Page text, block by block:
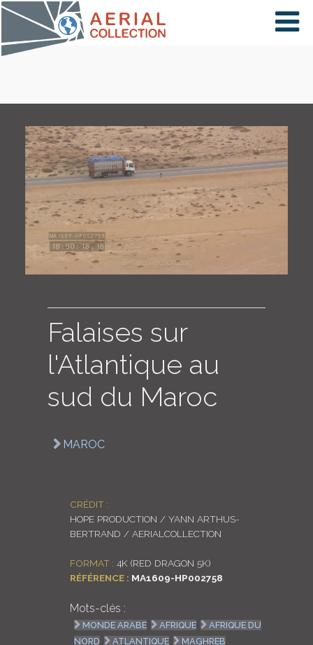
×
PAYS
CARTE
COLLECTIONS
ENGLISH
Falaises sur
l'Atlantique au
sud du Maroc
MAROC
CRÉDIT :
HOPE PRODUCTION / YANN ARTHUS-
BERTRAND / AERIALCOLLECTION
FORMAT : 4K (RED DRAGON 5K)
RÉFÉRENCE : MA1609-HP002758
Mots-clés :
MONDE ARABE AFRIQUE
AFRIQUE DU
NORD
ATLANTIQUE
MAGHREB